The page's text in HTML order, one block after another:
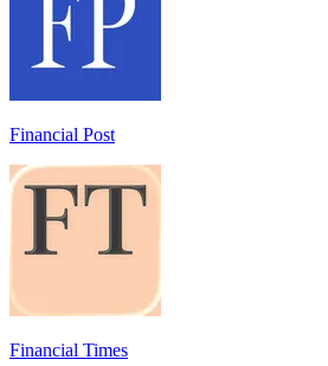
Financial Post
Financial Times